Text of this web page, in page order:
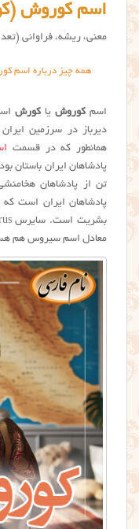
اسم کوروش
معنی، ریشه، فراوانی
همه چیز درباره اسم
اسمکوروش یاکورش
دیرباز در سرزمین
همانطور که در قسمت
پادشاهان ایران باستان
تن از پادشاهان
پادشاهان ایران است که
معادل اسم سیروس هم